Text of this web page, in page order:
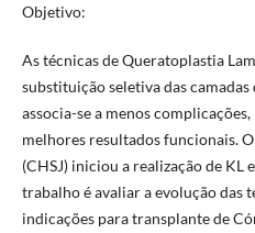
Objetivo:
As técnicas de Queratoplastia
substituição seletiva das
associa-se a menos
melhores resultados funcionais.
(CHSJ) iniciou a realização de KL
trabalho é avaliar a evolução das
indicações para transplante de